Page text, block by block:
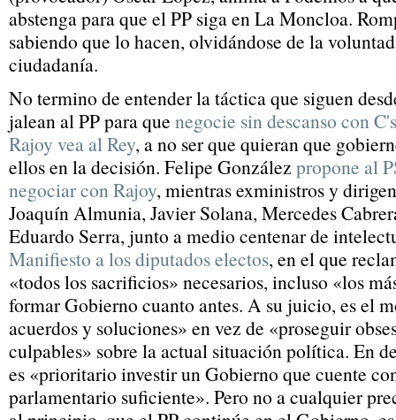
abstenga para que el PP siga en La Moncloa.
sabiendo que lo hacen, olvidándose de la
ciudadanía.
No termino de entender la táctica que siguen
jalean al PP para que negocie sin descanso con
Rajoy vea al Rey, a no ser que quieran que
ellos en la decisión. Felipe González propone al
negociar con Rajoy, mientras exministros y
Joaquín Almunia, Javier Solana, Mercedes
Eduardo Serra, junto a medio centenar de
Manifiesto a los diputados electos, en el que
«todos los sacrificios» necesarios, incluso «los
formar Gobierno cuanto antes. A su juicio, es el
acuerdos y soluciones» en vez de «proseguir
culpables» sobre la actual situación política. En
es «prioritario investir un Gobierno que cuente
parlamentario suficiente». Pero no a cualquier